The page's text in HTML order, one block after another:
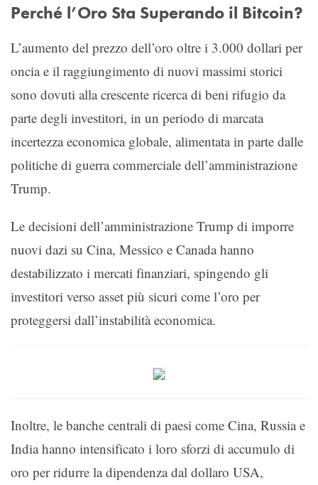
Perché l’Oro Sta Superando il Bitcoin?
L’aumento del prezzo dell’oro oltre i 3.000 dollari per
oncia e il raggiungimento di nuovi massimi storici
sono dovuti alla crescente ricerca di beni rifugio da
parte degli investitori, in un periodo di marcata
incertezza economica globale, alimentata in parte dalle
politiche di guerra commerciale dell’amministrazione
Trump.
Le decisioni dell’amministrazione Trump di imporre
nuovi dazi su Cina, Messico e Canada hanno
destabilizzato i mercati finanziari, spingendo gli
investitori verso asset più sicuri come l’oro per
proteggersi dall’instabilità economica.
Inoltre, le banche centrali di paesi come Cina, Russia e
India hanno intensificato i loro sforzi di accumulo di
oro per ridurre la dipendenza dal dollaro USA,